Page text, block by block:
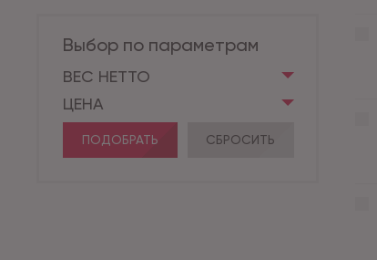
Выбор по параметрам
ВЕС НЕТТО
ЦЕНА
ПОДОБРАТЬ СБРОСИТЬ